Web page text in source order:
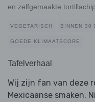
en zelfgemaakte
VEGETARISCH BINNEN 30
GOEDE KLIMAATSCORE
Tafelverhaal
Wij zijn fan van deze
Mexicaanse smaken.